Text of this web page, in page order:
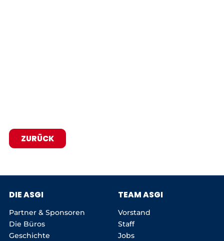
ZURÜCK
DIE ASGI
Partner & Sponsoren
Die Büros
Geschichte
TEAM ASGI
Vorstand
Staff
Jobs